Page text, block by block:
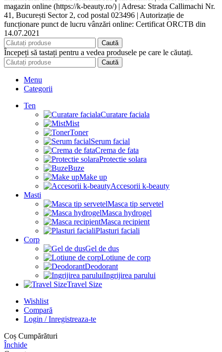
magazin online (https://k-beauty.ro/) | Adresa: Strada Callimachi Nr.
41, București Sector 2, cod postal 023496 | Autorizație de
funcționare punct de lucru vânzări online: Certificat ORCTB din
14.07.2021
Caută
Începeți să tastați pentru a vedea produsele pe care le căutați.
Caută
Menu
Categorii
Ten
Curatare faciala
Mist
Toner
Serum facial
Crema de fata
Protectie solara
Buze
Make up
Accesorii k-beauty
Masti
Masca tip servetel
Masca hydrogel
Masca recipient
Plasturi faciali
Corp
Gel de dus
Lotiune de corp
Deodorant
Ingrijirea parului
Travel Size
Wishlist
Compară
Login / Inregistreaza-te
Coș Cumpărături
Închide